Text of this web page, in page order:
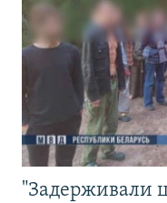
"Задерживали